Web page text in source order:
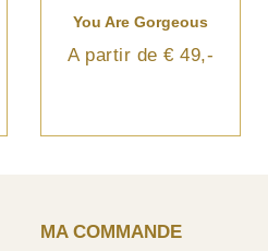
You Are Gorgeous
A partir de € 49,-
MA COMMANDE